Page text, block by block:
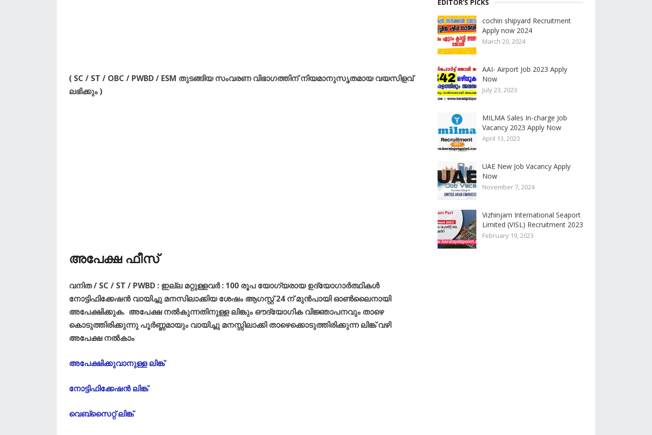
( SC / ST / OBC / PWBD / ESM തുടങ്ങിയ സംവരണ വിഭാഗത്തിന് നിയമാനുസൃതമായ വയസിളവ്
ലഭിക്കും )
അപേക്ഷ ഫീസ്
വനിത / SC / ST / PWBD : ഇല്ല മറ്റുള്ളവർ : 100 രൂപ യോഗ്യരായ ഉദ്യോഗാർത്ഥികൾ
നോട്ടിഫിക്കേഷൻ വായിച്ചു മനസിലാക്കിയ ശേഷം ആഗസ്റ്റ് 24 ന് മുൻപായി ഓൺലൈനായി
അപേക്ഷിക്കുക. അപേക്ഷ നൽകുന്നതിനുള്ള ലിങ്കും ഔദ്യോഗിക വിജ്ഞാപനവും താഴെ
കൊടുത്തിരിക്കുന്നു പൂർണ്ണമായും വായിച്ചു മനസ്സിലാക്കി താഴെക്കൊടുത്തിരിക്കുന്ന ലിങ്ക് വഴി
അപേക്ഷ നൽകാം
അപേക്ഷിക്കുവാനുള്ള ലിങ്ക്
നോട്ടിഫിക്കേഷൻ ലിങ്ക്
വെബ്സൈറ്റ് ലിങ്ക്
EDITOR’S PICKS
cochin shipyard Recruitment
Apply now 2024
March 20, 2024
AAI- Airport Job 2023 Apply
Now
July 23, 2023
MILMA Sales In-charge Job
Vacancy 2023 Apply Now
April 13, 2023
UAE New Job Vacancy Apply
Now
November 7, 2024
Vizhinjam International Seaport
Limited (VISL) Recruitment 2023
February 19, 2023